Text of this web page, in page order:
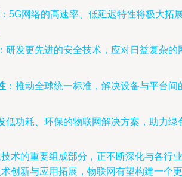
：5G网络的高速率、低延迟特性将极大拓
：研发更先进的安全技术，应对日益复杂的
：推动全球统一标准，解决设备与平台间
低功耗、环保的物联网解决方案，助力绿
术的重要组成部分，正不断深化与各行业
创新与应用拓展，物联网有望构建一个更